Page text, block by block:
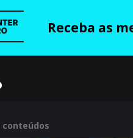
Receba as
conteúdos